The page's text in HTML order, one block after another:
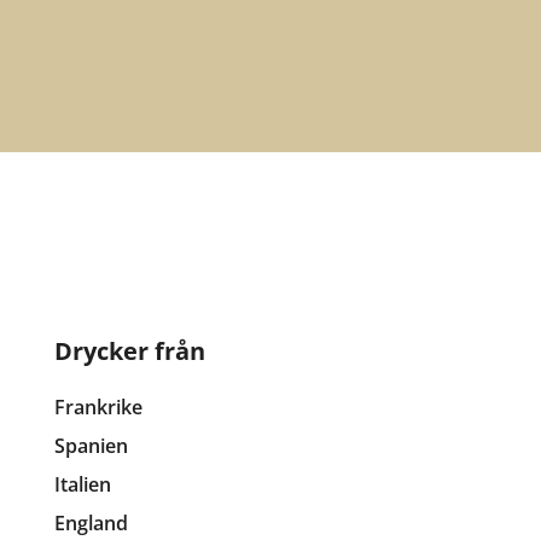
Drycker från
Frankrike
Spanien
Italien
England